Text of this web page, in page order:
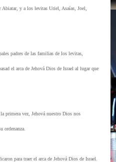
y a los levitas Uriel, Asaías, Joel,
padres de las familias de los levitas,
el arca de Jehová Dios de Israel al lugar que
primera vez, Jehová nuestro Dios nos
ordenanza.
para traer el arca de Jehová Dios de Israel.